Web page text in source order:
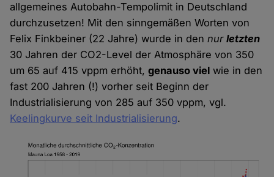
allgemeines Autobahn-Tempolimit in Deutschland
durchzusetzen! Mit den sinngemäßen Worten von
Felix Finkbeiner (22 Jahre) wurde in dennurletzten
30 Jahren der CO2-Level der Atmosphäre von 350
um 65 auf 415 vppm erhöht,genauso viel wie in den
fast 200 Jahren (!) vorher seit Beginn der
Industrialisierung von 285 auf 350 vppm, vgl.
Keelingkurve seit Industrialisierung.